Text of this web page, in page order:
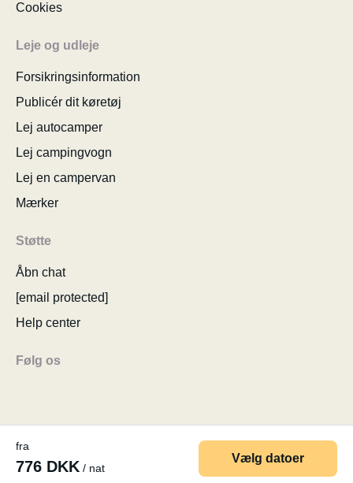
fra
776 DKK / nat
Vælg datoer
Cookies
Leje og udleje
Forsikringsinformation
Publicér dit køretøj
Lej autocamper
Lej campingvogn
Lej en campervan
Mærker
Støtte
Åbn chat
[email protected]
Help center
Følg os
© 2026 MyCamper AG
Generelle brugervilkår
Personlige oplysninger
Virksomhedsoplysninger